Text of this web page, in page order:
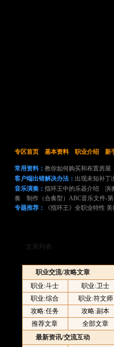
专区首页 基本资料 职业介绍 新
常用资料：教你如何购买和布置房屋
客户端出错解决办法：出现未知补丁
音乐演奏：指环王中的乐器介绍 演
奏
制作（合奏型）ABC音乐文件-
专题推荐：
《指环王》全职业特性 美
文章列表
职业交流/攻略文章
职业:斗士
职业:卫士
职业:综合
职业:符文师
攻略:任务
攻略:副本
推荐文章
全部文章
最新资讯/交流互动